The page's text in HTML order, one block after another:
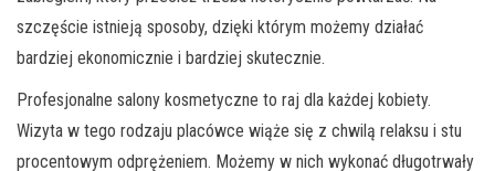
szczęście istnieją sposoby, dzięki którym możemy działać
bardziej ekonomicznie i bardziej skutecznie.
Profesjonalne salony kosmetyczne to raj dla każdej kobiety.
Wizyta w tego rodzaju placówce wiąże się z chwilą relaksu i stu
procentowym odprężeniem. Możemy w nich wykonać długotrwały